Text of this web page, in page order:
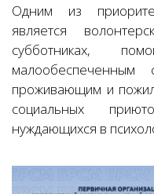
Одним из
является
субботниках,
проживающим и
социальных
нуждающихся в